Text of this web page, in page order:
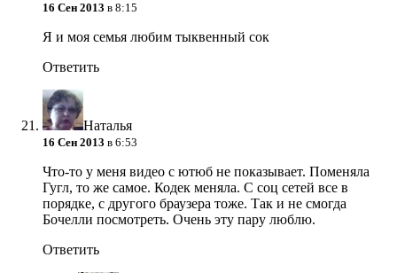
16 Сен 2013 в 8:15
Я и моя семья любим тыквенный сок
Ответить
Наталья
16 Сен 2013 в 6:53
Что-то у меня видео с ютюб не показывает. Поменяла
Гугл, то же самое. Кодек меняла. С соц сетей все в
порядке, с другого браузера тоже. Так и не смогда
Бочелли посмотреть. Очень эту пару люблю.
Ответить